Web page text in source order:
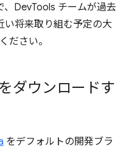
、DevTools チームが過去
い将来取り組む予定の大
ださい。
ダウンロードす
をデフォルトの開発ブラ